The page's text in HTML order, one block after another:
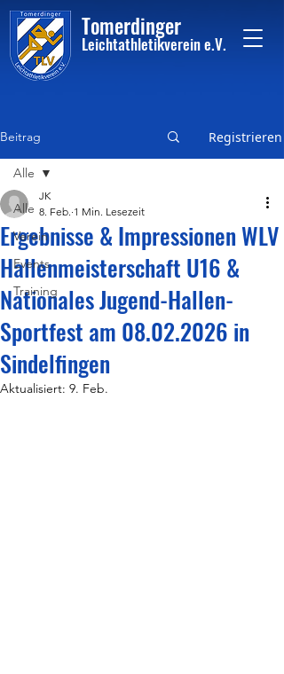
Tomerdinger
Leichtathletikvereine.V.
Beitrag Registrieren
Alle
Verein
Events
Training
Alle
Ergebnisse & Impressionen WLV
Hallenmeisterschaft U16 &
Nationales Jugend-Hallen-
Sportfest am 08.02.2026 in
Sindelfingen
JK
8. Feb. 1 Min. Lesezeit
Aktualisiert: 9. Feb.